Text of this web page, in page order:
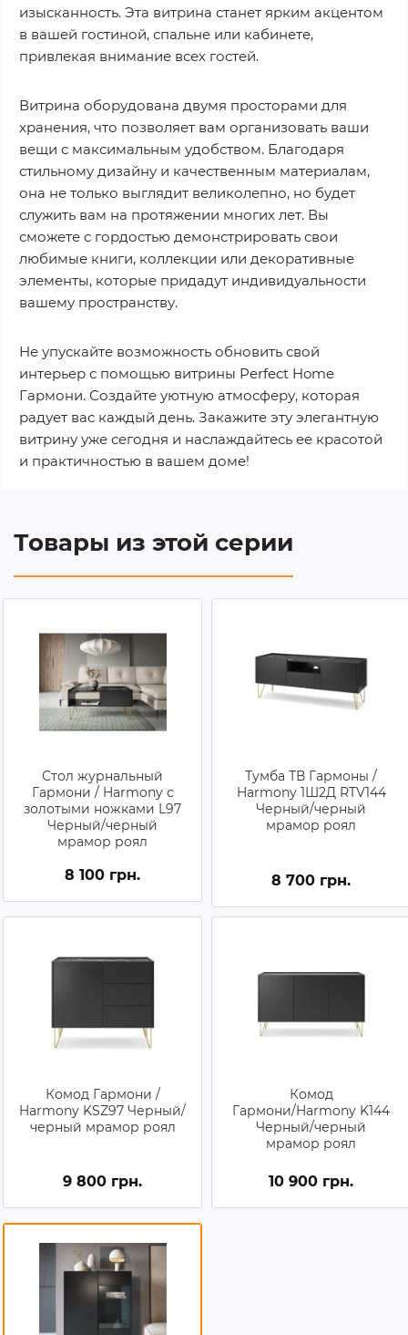
изысканность. Эта витрина станет ярким акцентом
в вашей гостиной, спальне или кабинете,
привлекая внимание всех гостей.
Витрина оборудована двумя просторами для
хранения, что позволяет вам организовать ваши
вещи с максимальным удобством. Благодаря
стильному дизайну и качественным материалам,
она не только выглядит великолепно, но будет
служить вам на протяжении многих лет. Вы
сможете с гордостью демонстрировать свои
любимые книги, коллекции или декоративные
элементы, которые придадут индивидуальности
вашему пространству.
Не упускайте возможность обновить свой
интерьер с помощью витрины Perfect Home
Гармони. Создайте уютную атмосферу, которая
радует вас каждый день. Закажите эту элегантную
витрину уже сегодня и наслаждайтесь ее красотой
и практичностью в вашем доме!
Товары из этой серии
Стол журнальный
Гармони / Harmony с
золотыми ножками L97
Черный/черный
мрамор роял
8 100 грн.
Тумба ТВ Гармоны /
Harmony 1Ш2Д RTV144
Черный/черный
мрамор роял
8 700 грн.
Комод Гармони /
Harmony KSZ97 Черный/
черный мрамор роял
9 800 грн.
Комод
Гармони/Harmony K144
Черный/черный
мрамор роял
10 900 грн.